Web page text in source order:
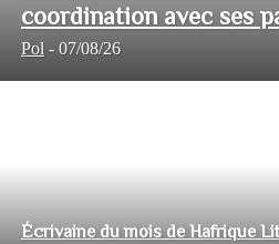
coordination avec ses
Pol - 07/08/26
Écrivaine du mois de Hafrique